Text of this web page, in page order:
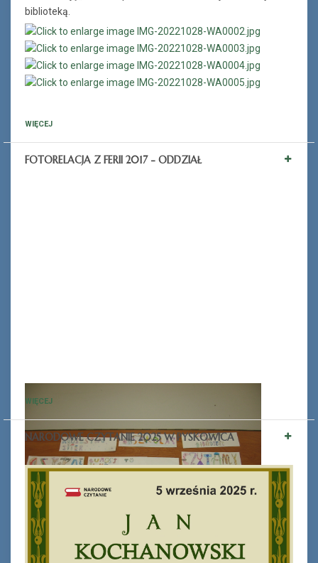
biblioteką.
WIĘCEJ
FOTORELACJA Z FERII 2017 - ODDZIAŁ
WIĘCEJ
NARODOWE CZYTANIE 2025 W PYSKOWICA